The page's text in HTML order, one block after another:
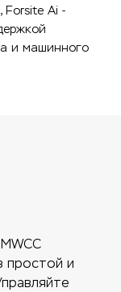
Forsite Ai -
и машинного
простой и